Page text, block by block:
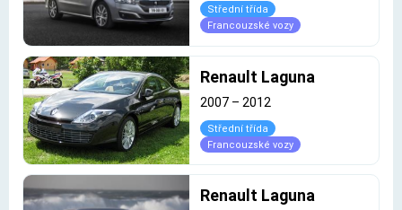
Střední třída
Francouzské vozy
Renault Laguna
2007 – 2012
Střední třída
Francouzské vozy
Renault Laguna